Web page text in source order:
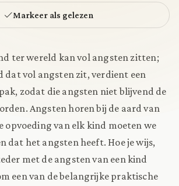
Markeer als gelezen
ter wereld kan vol angsten zitten;
dat vol angsten zit, verdient een
zodat die angsten niet blijvend de
Angsten horen bij de aard van
opvoeding van elk kind moeten we
dat het angsten heeft. Hoe je wijs,
met de angsten van een kind
een van de belangrijke praktische